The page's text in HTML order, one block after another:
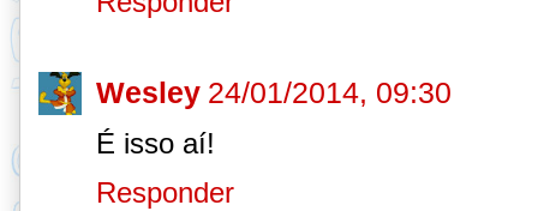
Wesley 24/01/2014, 09:30
É isso aí!
Responder